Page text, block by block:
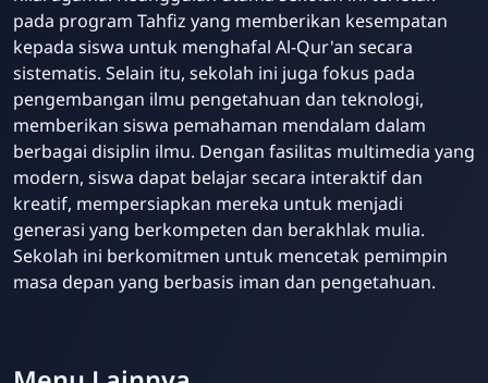
pada program Tahfiz yang memberikan kesempatan
kepada siswa untuk menghafal Al-Qur'an secara
sistematis. Selain itu, sekolah ini juga fokus pada
pengembangan ilmu pengetahuan dan teknologi,
memberikan siswa pemahaman mendalam dalam
berbagai disiplin ilmu. Dengan fasilitas multimedia yang
modern, siswa dapat belajar secara interaktif dan
kreatif, mempersiapkan mereka untuk menjadi
generasi yang berkompeten dan berakhlak mulia.
Sekolah ini berkomitmen untuk mencetak pemimpin
masa depan yang berbasis iman dan pengetahuan.